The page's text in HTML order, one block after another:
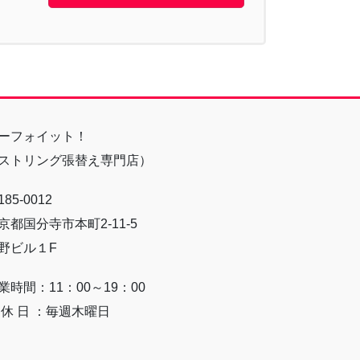
フォイット！
ストリング張替え専門店）
0012
都国分寺市本町2-11-5
ビル１F
時間：11：00～19：00
日 ：毎週木曜日